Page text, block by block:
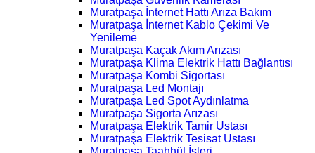
Muratpaşa İnternet Hattı Arıza Bakım
Muratpaşa İnternet Kablo Çekimi Ve
Yenileme
Muratpaşa Kaçak Akım Arızası
Muratpaşa Klima Elektrik Hattı Bağlantısı
Muratpaşa Kombi Sigortası
Muratpaşa Led Montajı
Muratpaşa Led Spot Aydınlatma
Muratpaşa Sigorta Arızası
Muratpaşa Elektrik Tamir Ustası
Muratpaşa Elektrik Tesisat Ustası